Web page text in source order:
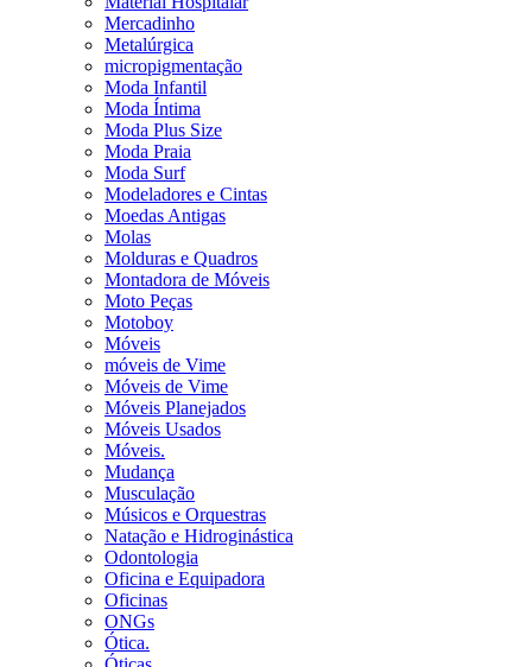
Mercadinho
Metalúrgica
micropigmentação
Moda Infantil
Moda Íntima
Moda Plus Size
Moda Praia
Moda Surf
Modeladores e Cintas
Moedas Antigas
Molas
Molduras e Quadros
Montadora de Móveis
Moto Peças
Motoboy
Móveis
móveis de Vime
Móveis de Vime
Móveis Planejados
Móveis Usados
Móveis.
Mudança
Musculação
Músicos e Orquestras
Natação e Hidroginástica
Odontologia
Oficina e Equipadora
Oficinas
ONGs
Ótica.